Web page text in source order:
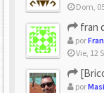
Dom,
fran
por
Vie, 12
por